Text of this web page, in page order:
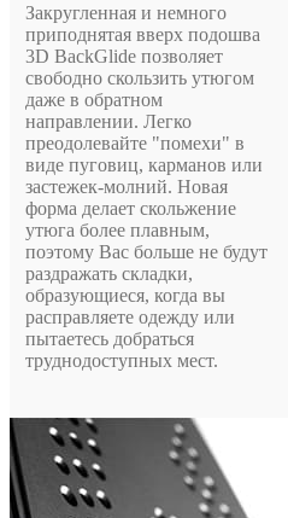
Закругленная и немного
приподнятая вверх подошва
3D BackGlide позволяет
свободно скользить утюгом
даже в обратном
направлении. Легко
преодолевайте "помехи" в
виде пуговиц, карманов или
застежек-молний. Новая
форма делает скольжение
утюга более плавным,
поэтому Вас больше не будут
раздражать складки,
образующиеся, когда вы
расправляете одежду или
пытаетесь добраться
труднодоступных мест.